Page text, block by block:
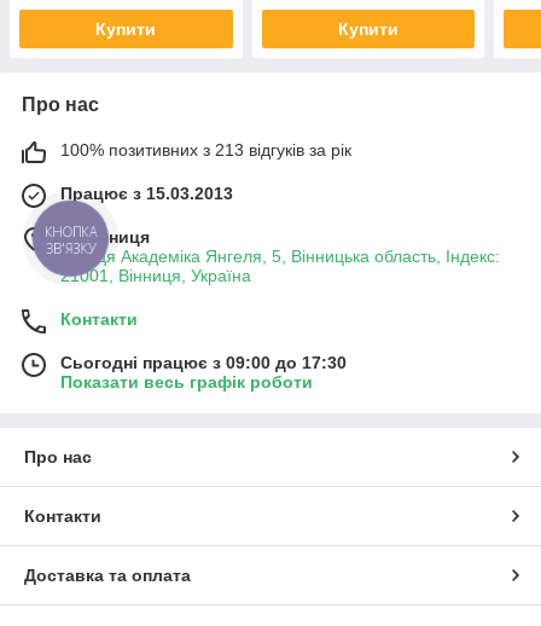
Купити Купити
Про нас
100% позитивних з 213 відгуків за рік
Працює з 15.03.2013
м. Вінниця
вулиця Академіка Янгеля, 5, Вінницька область, Індекс:
21001, Вінниця, Україна
Контакти
Сьогодні працює з 09:00 до 17:30
Показати весь графік роботи
Про нас
Контакти
Доставка та оплата
КНОПКА
ЗВ'ЯЗКУ